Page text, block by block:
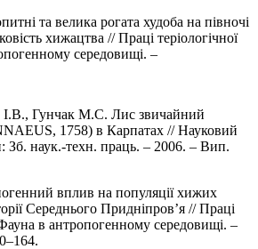
та велика рогата худоба на півночі
хижацтва // Праці теріологічної
середовищі. –
Гунчак М.С. Лис звичайний
1758) в Карпатах // Науковий
наук.-техн. праць. – 2006. – Вип.
вплив на популяції хижих
Середнього Придніпров’я // Праці
в антропогенному середовищі. –